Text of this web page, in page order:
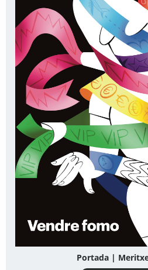
Portada |